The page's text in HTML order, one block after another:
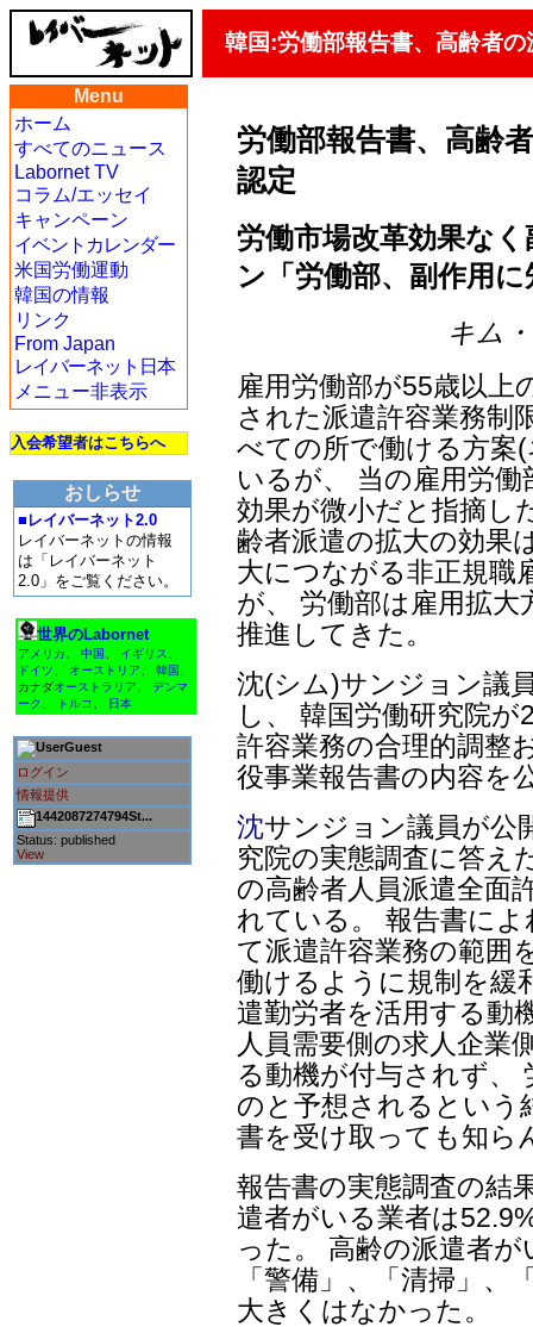
韓国:労働部報告書、高齢者
Menu
ホーム
すべてのニュース
Labornet TV
コラム/エッセイ
キャンペーン
イベントカレンダー
米国労働運動
韓国の情報
リンク
From Japan
レイバーネット日本
メニュー非表示
入会希望者はこちらへ
おしらせ
■レイバーネット2.0
レイバーネットの情報
は「レイバーネット
2.0」をご覧ください。
世界のLabornet
アメリカ 中国 イギリス
ドイツ
オーストリア 韓国
カナダオーストラリア
デンマ
ーク
トルコ 日本
Guest
ログイン
情報提供
1442087274794St...
Status: published
View
労働部報告書、高齢
認定
労働市場改革効果な
ン「労働部、副作用
キム
雇用労働部が55歳以上
された派遣許容業務制
べての所で働ける方案
いるが、 当の雇用労
効果が微小だと指摘し
齢者派遣の拡大の効果
大につながる非正規職
が、 労働部は雇用拡
推進してきた。
沈(シム)サンジョン議
し、 韓国労働研究院
許容業務の合理的調整
役事業報告書の内容を
沈サンジョン議員が公
究院の実態調査に答え
の高齢者人員派遣全面
れている。 報告書に
て派遣許容業務の範囲
働けるように規制を緩
遣勤労者を活用する動
人員需要側の求人企業
る動機が付与されず、
のと予想されるという
書を受け取っても知ら
報告書の実態調査の結
遣者がいる業者は
った。 高齢の派遣者
「警備」、「清掃」、
大きくはなかった。